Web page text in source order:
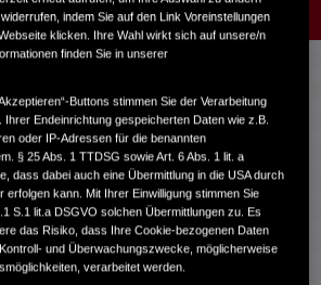
SIE JEDE FAHRT
GENIESSEN KÖNNEN
indem Sie auf den Link Voreinstellungen
klicken. Ihre Wahl wirkt sich auf unsere/n
finden Sie in unserer
Buttons stimmen Sie der Verarbeitung
Ihrer Endeinrichtung gespeicherten Daten wie z.B.
oder IP-Adressen für die benannten
§ 25 Abs. 1 TTDSG sowie Art. 6 Abs. 1 lit. a
dass dabei auch eine Übermittlung in die USA durch
kann. Mit Ihrer Einwilligung stimmen Sie
S.1 lit.a DSGVO solchen Übermittlungen zu. Es
das Risiko, dass Ihre Cookie-bezogenen Daten
und Überwachungszwecke, möglicherweise
verarbeitet werden.